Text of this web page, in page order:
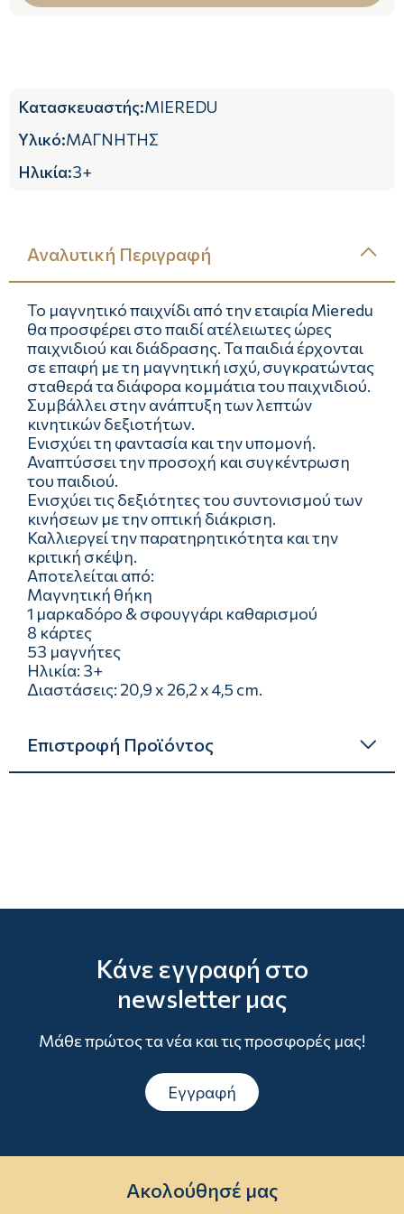
Κατασκευαστής:MIEREDU
Υλικό:ΜΑΓΝΗΤΗΣ
Ηλικία:3+
Αναλυτική Περιγραφή
Το μαγνητικό παιχνίδι από την εταιρία Mieredu
θα προσφέρει στο παιδί ατέλειωτες ώρες
παιχνιδιού και διάδρασης. Τα παιδιά έρχονται
σε επαφή με τη μαγνητική ισχύ, συγκρατώντας
σταθερά τα διάφορα κομμάτια του παιχνιδιού.
Συμβάλλει στην ανάπτυξη των λεπτών
κινητικών δεξιοτήτων.
Ενισχύει τη φαντασία και την υπομονή.
Αναπτύσσει την προσοχή και συγκέντρωση
του παιδιού.
Ενισχύει τις δεξιότητες του συντονισμού των
κινήσεων με την οπτική διάκριση.
Καλλιεργεί την παρατηρητικότητα και την
κριτική σκέψη.
Αποτελείται από:
Μαγνητική θήκη
1 μαρκαδόρο & σφουγγάρι καθαρισμού
8 κάρτες
53 μαγνήτες
Ηλικία: 3+
Διαστάσεις: 20,9 x 26,2 x 4,5 cm.
Επιστροφή Προϊόντος
Κάνε εγγραφή στο
newsletter μας
Μάθε πρώτος τα νέα και τις προσφορές μας!
Εγγραφή
Ακολούθησέ μας